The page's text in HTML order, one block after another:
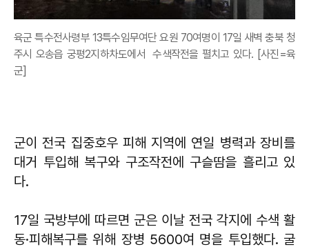
육군 특수전사령부 13특수임무여단 요원 70여명이 17일 새벽 충북 청
주시 오송읍 궁평2지하차도에서 수색작전을 펼치고 있다. [사진=육
군]
군이 전국 집중호우 피해 지역에 연일 병력과 장비를
대거 투입해 복구와 구조작전에 구슬땀을 흘리고 있
다.
17일 국방부에 따르면 군은 이날 전국 각지에 수색 활
동·피해복구를 위해 장병 5600여 명을 투입했다. 굴